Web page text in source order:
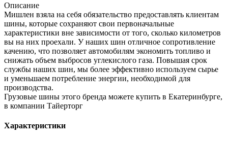
Описание
Мишлен взяла на себя обязательство предоставлять клиентам
шины, которые сохраняют свои первоначальные
характеристики вне зависимости от того, сколько километров
вы на них проехали. У наших шин отличное сопротивление
качению, что позволяет автомобилям экономить топливо и
снижать объем выбросов углекислого газа. Повышая срок
службы наших шин, мы более эффективно используем сырье
и уменьшаем потребление энергии, необходимой для
производства.
Грузовые шины этого бренда можете купить в Екатеринбурге,
в компании Тайерторг
Характеристики